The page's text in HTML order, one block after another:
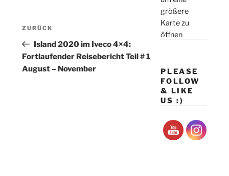
Beitragsnavigation
Vorheriger
Beitrag
ZURÜCK
Island 2020 im Iveco 4×4:
Fortlaufender Reisebericht Teil # 1
August – November
PLEASE
FOLLOW
& LIKE
US :)